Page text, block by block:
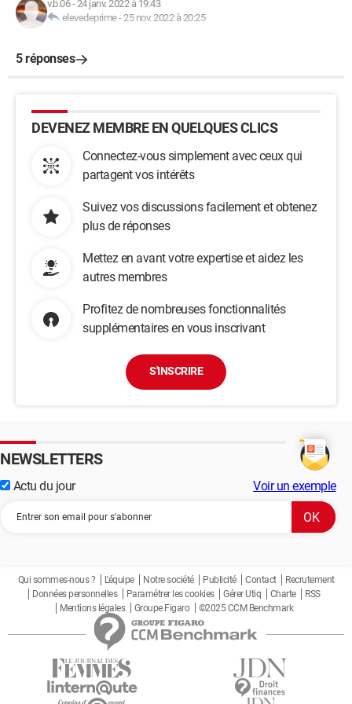
        yC=A[tri[2]+1]
        xD=A[tri[3]]
        print("av",xA,yA,xB,yB,xC,yC,xD,yD)
rectangle.append((tri[0],tri[1],tri[2],tri[3]))
    '''la  structure retournée est le dictionnaire
import matplotlib.pyplot as plt
x = [47.17788031846174
,87.31106451765086
,90.18098777410545
,69.21660923542944
,45.32537448340496
,51.322646552859695
,69.9527028251635
,66.30463831578771
,10
v.b.06-24 janv. 2022 à 19:43
elevedeprime-25 nov. 2022 à 20:25
5 réponses
DEVENEZ MEMBRE EN QUELQUES CLICS
Connectez-vous simplement avec ceux qui
partagent vos intérêts
Suivez vos discussions facilement et obtenez
plus de réponses
Mettez en avant votre expertise et aidez les
autres membres
Profitez de nombreuses fonctionnalités
supplémentaires en vous inscrivant
S'INSCRIRE
NEWSLETTERS
Actu du jour Voir un exemple
Qui sommes-nous ? L'équipe Notre société Publicité Contact
Recrutement
Données personnelles
Paramétrer les cookies Gérer Utiq Charte
RSS
Mentions légales
Groupe Figaro ©2025 CCM Benchmark